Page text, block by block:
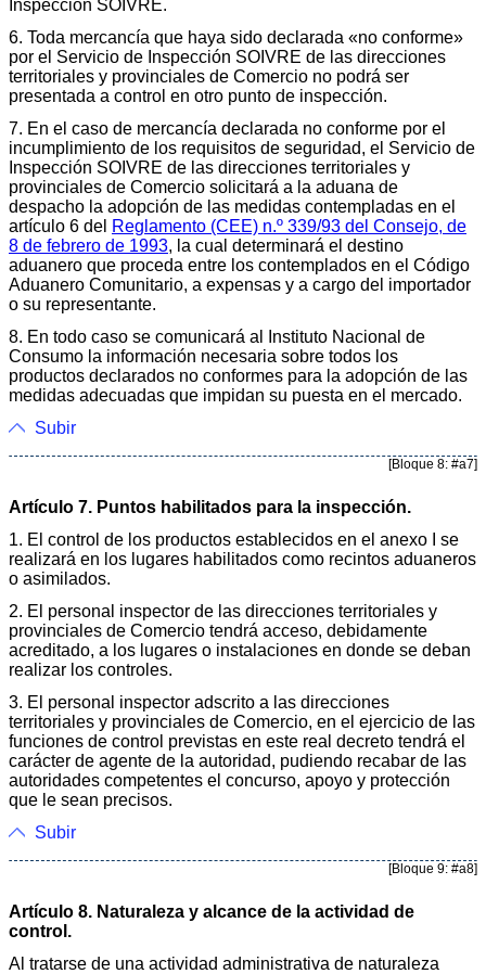
Inspección SOIVRE.
6. Toda mercancía que haya sido declarada «no conforme»
por el Servicio de Inspección SOIVRE de las direcciones
territoriales y provinciales de Comercio no podrá ser
presentada a control en otro punto de inspección.
7. En el caso de mercancía declarada no conforme por el
incumplimiento de los requisitos de seguridad, el Servicio de
Inspección SOIVRE de las direcciones territoriales y
provinciales de Comercio solicitará a la aduana de
despacho la adopción de las medidas contempladas en el
artículo 6 del Reglamento (CEE) n.º 339/93 del Consejo, de
8 de febrero de 1993, la cual determinará el destino
aduanero que proceda entre los contemplados en el Código
Aduanero Comunitario, a expensas y a cargo del importador
o su representante.
8. En todo caso se comunicará al Instituto Nacional de
Consumo la información necesaria sobre todos los
productos declarados no conformes para la adopción de las
medidas adecuadas que impidan su puesta en el mercado.
Subir
[Bloque 8: #a7]
Artículo 7. Puntos habilitados para la inspección.
1. El control de los productos establecidos en el anexo I se
realizará en los lugares habilitados como recintos aduaneros
o asimilados.
2. El personal inspector de las direcciones territoriales y
provinciales de Comercio tendrá acceso, debidamente
acreditado, a los lugares o instalaciones en donde se deban
realizar los controles.
3. El personal inspector adscrito a las direcciones
territoriales y provinciales de Comercio, en el ejercicio de las
funciones de control previstas en este real decreto tendrá el
carácter de agente de la autoridad, pudiendo recabar de las
autoridades competentes el concurso, apoyo y protección
que le sean precisos.
Subir
[Bloque 9: #a8]
Artículo 8. Naturaleza y alcance de la actividad de
control.
Al tratarse de una actividad administrativa de naturaleza